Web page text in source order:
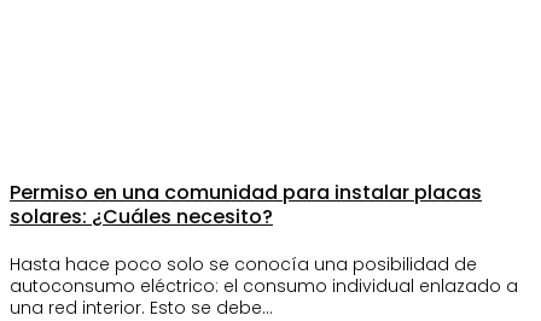
Permiso en una comunidad para instalar placas
solares: ¿Cuáles necesito?
Hasta hace poco solo se conocía una posibilidad de
autoconsumo eléctrico: el consumo individual enlazado a
una red interior. Esto se debe…